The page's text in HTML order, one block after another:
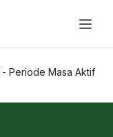
- Periode Masa Aktif